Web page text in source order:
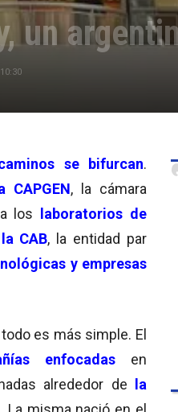
un
se bifurcan.
, la cámara
los laboratorios de
la CAB, la entidad par
y empresas
todo es más simple. El
enfocadas en
alrededor de la